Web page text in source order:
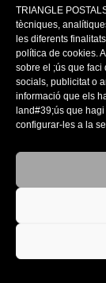
TRIANGLE
tècniques,
les diferents
política de cookies.
sobre el ;ús que faci
socials, publicitat o
informació que els
land#39;ús que
configurar-les a la
CONDICIONES
CATÁLOGOS
© Copyright - Triangle